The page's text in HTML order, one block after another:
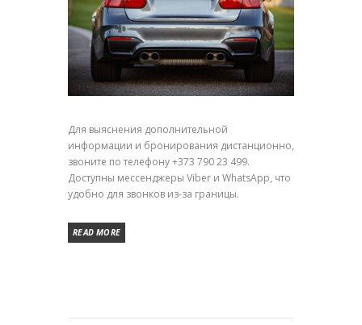
Для выяснения дополнительной
информации и бронирования дистанционно,
звоните по телефону +373 790 23 499.
Доступны мессенджеры Viber и WhatsApp, что
удобно для звонков из-за границы.
READ MORE